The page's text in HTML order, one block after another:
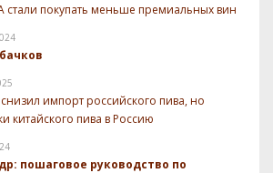
покупать меньше премиальных вин
импорт российского пива, но
китайского пива в Россию
пошаговое руководство по